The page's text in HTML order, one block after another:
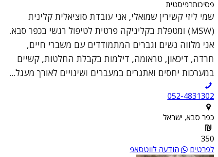
פסיכותרפיסטית
שמי ליזי קשירין שמואלי, אני עובדת סוציאלית קלינית
(MSW) ומטפלת בקליניקה פרטית לטיפול רגשי בכפר סבא.
אני מלווה נשים וגברים המתמודדים עם משברי חיים,
חרדה, דיכאון, טראומה, דילמות בקבלת החלטות, קשיים
במערכות יחסים ואתגרים במעברים ושינויים לאורך מעגל...
052-4831302
כפר סבא, ישראל
350
לפרטים
הודעה לווטסאפ